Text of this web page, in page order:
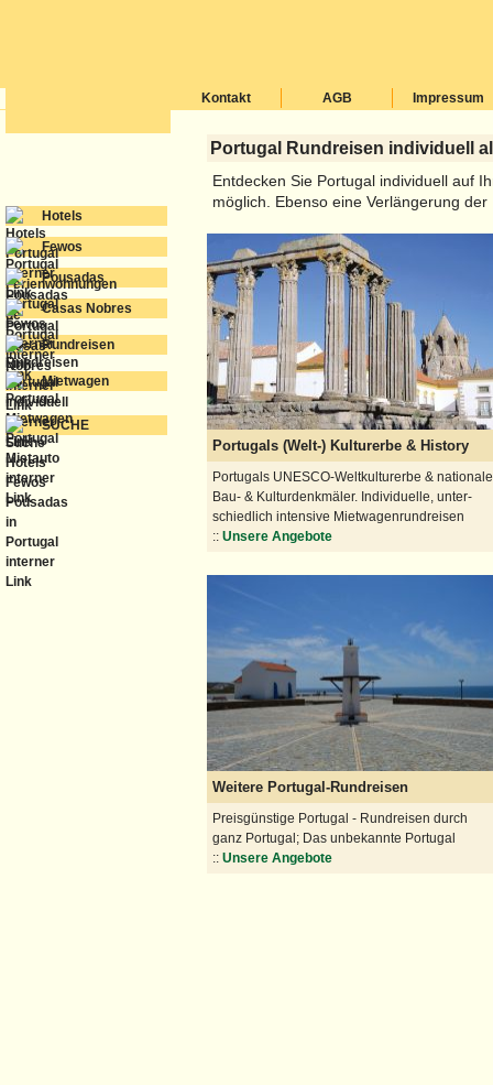
Kontakt AGB Impressum
Portugal Rundreisen individuell
Entdecken Sie Portugal individuell auf
möglich. Ebenso eine Verlängerung
Portugals (Welt-) Kulturerbe & History
Portugals UNESCO-Weltkulturerbe & nationale
Bau- & Kulturdenkmäler. Individuelle, unter-
schiedlich intensive Mietwagenrundreisen
:: Unsere Angebote
Weitere Portugal-Rundreisen
Preisgünstige Portugal - Rundreisen durch
ganz Portugal; Das unbekannte Portugal
:: Unsere Angebote
Hotels
Fewos
Pousadas
Casas Nobres
Rundreisen
Mietwagen
SUCHE